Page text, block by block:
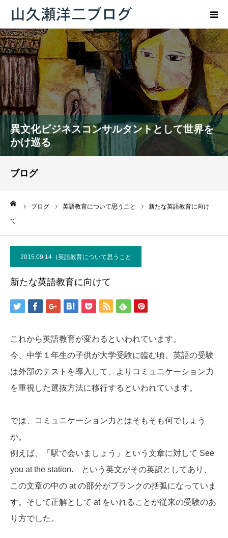
異文化ビジネスコンサルタントとして世界を
かけ巡る
ブログ
ブログ 英語教育について思うこと
新たな英語教育に向け
て
2015.09.14 英語教育について思うこと
新たな英語教育に向けて
これから英語教育が変わるといわれています。
今、中学１年生の子供が大学受験に臨む頃、英語の受験
は外部のテストを導入して、よりコミュニケーション力
を重視した選抜方法に移行するといわれています。
では、コミュニケーション力とはそもそも何でしょう
か。
例えば、「駅で会いましょう」という文章に対して See
you at the station. という英文がその英訳としてあり、
この文章の中の at の部分がブランクの括弧になっていま
す。そして正解として at をいれることが従来の受験のあ
り方でした。
トップページ
ブログ
プロフィール
お問い合わせ